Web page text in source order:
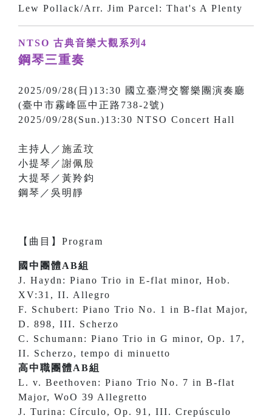
Lew Pollack/Arr. Jim Parcel: That's A Plenty
NTSO 古典音樂大觀系列4
鋼琴三重奏
2025/09/28(日)13:30 國立臺灣交響樂團演奏廳
(臺中市霧峰區中正路738-2號)
2025/09/28(Sun.)13:30 NTSO Concert Hall
主持人／ 施孟玟
小提琴／ 謝佩殷
大提琴／黃羚鈞
鋼琴／吳明靜
【 曲目 】 Program
國中團體AB組
J. Haydn: Piano Trio in E-flat minor, Hob.
XV:31, II. Allegro
F. Schubert: Piano Trio No. 1 in B-flat Major,
D. 898, III. Scherzo
C. Schumann: Piano Trio in G minor, Op. 17,
II. Scherzo, tempo di minuetto
高中職團體AB組
L. v. Beethoven: Piano Trio No. 7 in B-flat
Major, WoO 39 Allegretto
J. Turina: Círculo, Op. 91, III. Crepúsculo